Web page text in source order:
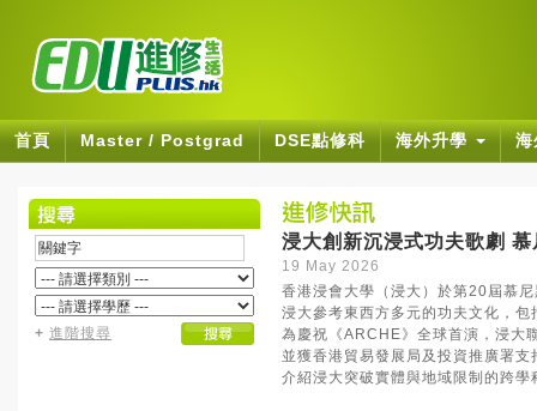
首頁 Master / Postgrad DSE點修科 海外升學
+ 進階搜尋
浸大創新沉浸式功夫歌劇
19 May 2026
香港浸會大學（浸大）於第20屆慕
浸大參考東西方多元的功夫文化，
為慶祝《ARCHE》全球首演，浸大
並獲香港貿易發展局及投資推廣署
介紹浸大突破實體與地域限制的跨學